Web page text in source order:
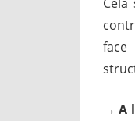
face
→ A